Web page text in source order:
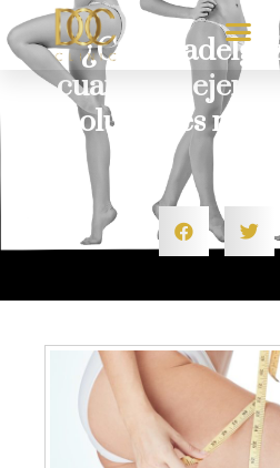
¿Cómo
cuando el
Soluciones